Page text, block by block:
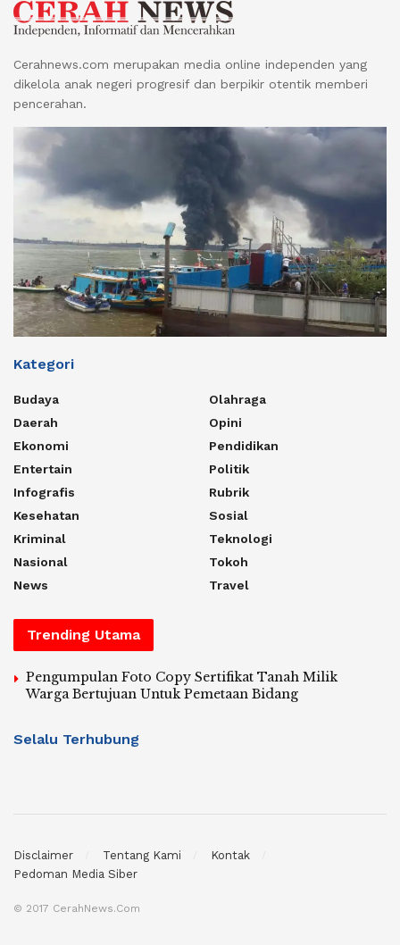
Cerahnews.com merupakan media online independen yang
dikelola anak negeri progresif dan berpikir otentik memberi
pencerahan.
Kategori
Budaya
Daerah
Ekonomi
Entertain
Infografis
Kesehatan
Kriminal
Nasional
News
Olahraga
Opini
Pendidikan
Politik
Rubrik
Sosial
Teknologi
Tokoh
Travel
Trending Utama
Pengumpulan Foto Copy Sertifikat Tanah Milik
Warga Bertujuan Untuk Pemetaan Bidang
Selalu Terhubung
Disclaimer Tentang Kami
Kontak
Pedoman Media Siber
© 2017 CerahNews.Com